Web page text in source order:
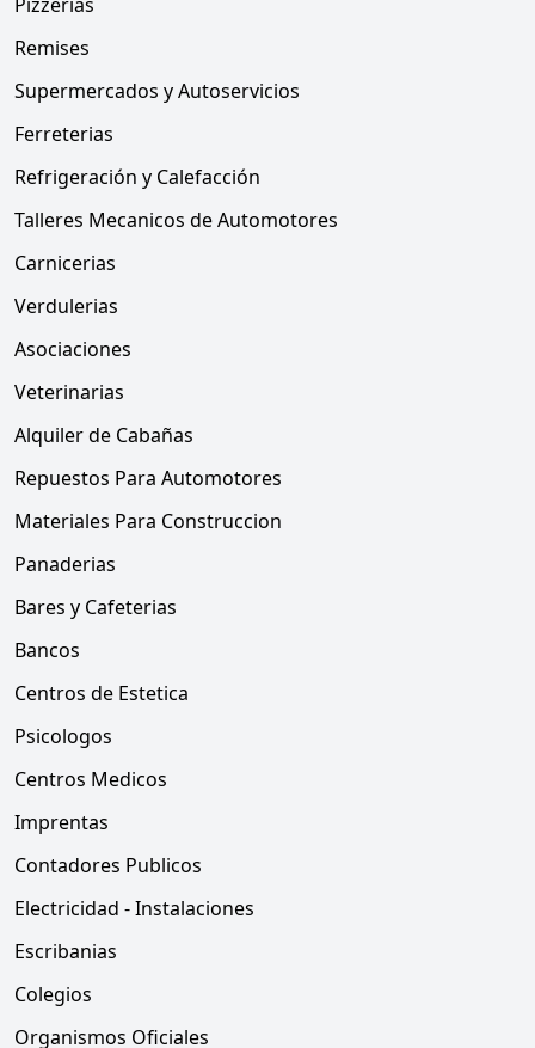
Remises
Supermercados y Autoservicios
Ferreterias
Refrigeración y Calefacción
Talleres Mecanicos de Automotores
Carnicerias
Verdulerias
Asociaciones
Veterinarias
Alquiler de Cabañas
Repuestos Para Automotores
Materiales Para Construccion
Panaderias
Bares y Cafeterias
Bancos
Centros de Estetica
Psicologos
Centros Medicos
Imprentas
Contadores Publicos
Electricidad - Instalaciones
Escribanias
Colegios
Organismos Oficiales